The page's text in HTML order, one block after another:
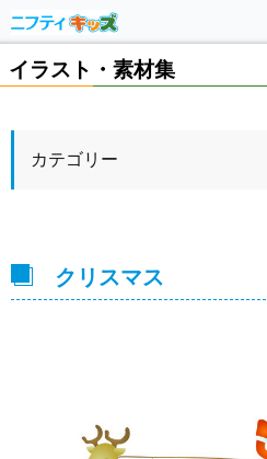
イラスト・素材集
カテゴリー
クリスマス